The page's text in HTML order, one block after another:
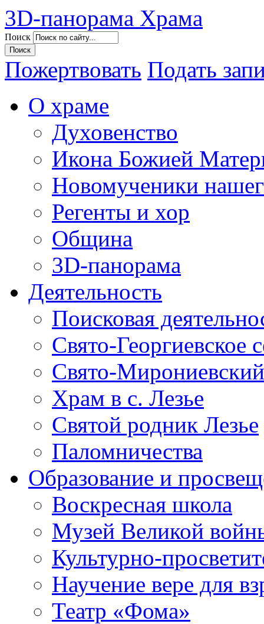
3D-панорама Храма
Поиск
Пожертвовать Подать
О храме
Духовенство
Икона Божией
Новомученики
Регенты и хор
Община
3D-панорама
Деятельность
Поисковая
Свято-Георгиевское
Свято-
Храм в с. Лезье
Святой родник Лезье
Паломничества
Образование и
Воскресная школа
Музей Великой
Культурно-
Научение вере для
Театр «Фома»